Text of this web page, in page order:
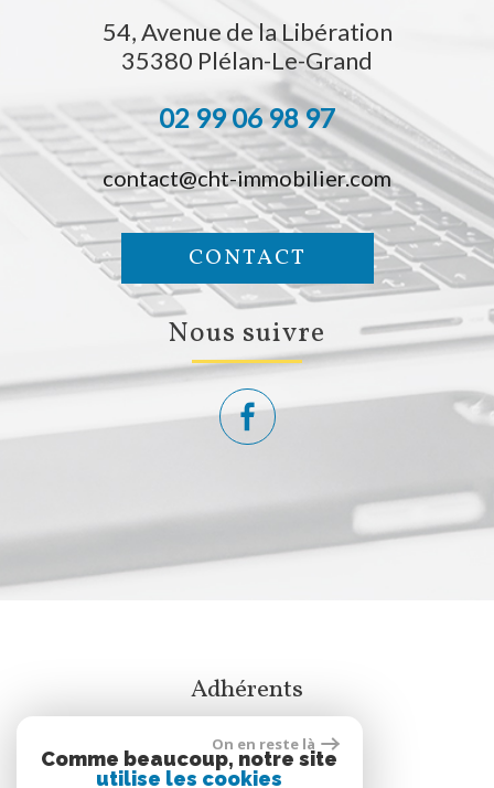
54, Avenue de la Libération
35380 Plélan-Le-Grand
02 99 06 98 97
contact@cht-immobilier.com
CONTACT
nous suivre
adhérents
On en reste là
Comme beaucoup, notre site
utilise les cookies